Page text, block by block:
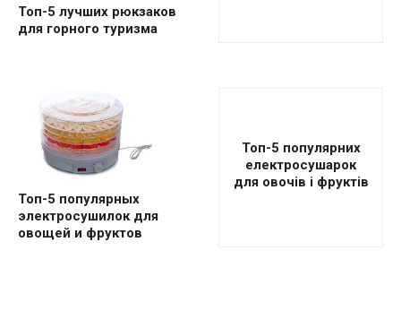
Топ-5 лучших рюкзаков
для горного туризма
Топ-5 популярных
электросушилок для
овощей и фруктов
Топ-5 популярних
електросушарок
для овочів і фруктів